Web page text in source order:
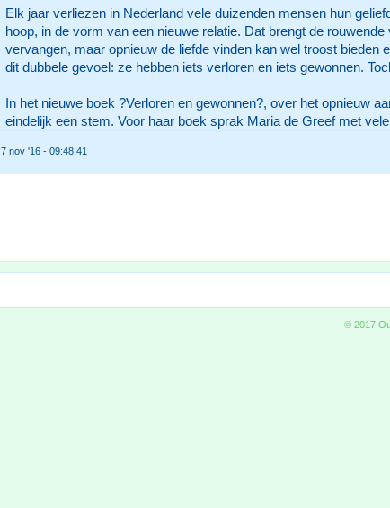
Elk jaar verliezen in Nederland vele duizenden mensen hun
hoop, in de vorm van een nieuwe relatie. Dat brengt de
vervangen, maar opnieuw de liefde vinden kan wel troost
dit dubbele gevoel: ze hebben iets verloren en iets gewonnen.
In het nieuwe boek ?Verloren en gewonnen?, over het opnieuw
eindelijk een stem. Voor haar boek sprak Maria de Greef met
7 nov '16 - 09:48:41
© 2017